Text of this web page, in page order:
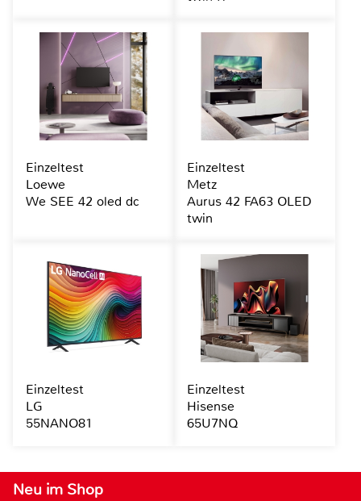
Neu im Shop
Einzeltest
Loewe
We SEE 42 oled dc
Einzeltest
Metz
Aurus 42 FA63 OLED
twin
Einzeltest
LG
55NANO81
Einzeltest
Hisense
65U7NQ